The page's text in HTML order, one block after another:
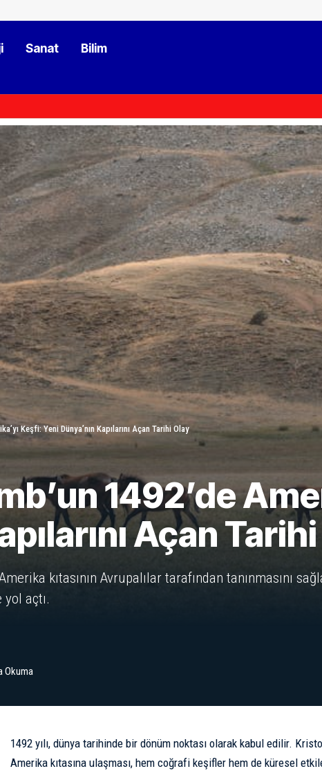
Sanat Bilim
Keşfi: Yeni Dünya’nın Kapılarını Açan Tarihi Olay
1492’de
Açan
kıtasının Avrupalılar tarafından tanınmasını
açtı.
Okuma
1492 yılı, dünya tarihinde bir dönüm noktası olarak kabul edilir.
Amerika kıtasına ulaşması, hem coğrafi keşifler hem de küresel